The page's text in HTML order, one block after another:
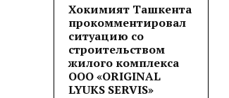
Хокимият Ташкента
прокомментировал
ситуацию со
строительством
жилого комплекса
ООО «ORIGINAL
LYUKS SERVIS»